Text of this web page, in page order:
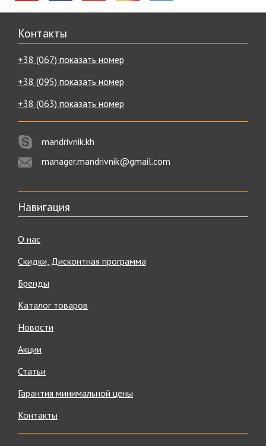
Контакты
+38 (067) показать номер
+38 (095) показать номер
+38 (063) показать номер
mandrivnik.kh
manager.mandrivnik@gmail.com
Навигация
О нас
Скидки, Дисконтная программа
Бренды
Каталог товаров
Новости
Акции
Статьи
Гарантия минимальной цены
Контакты